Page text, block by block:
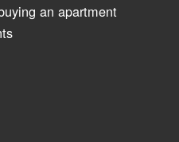
an apartment